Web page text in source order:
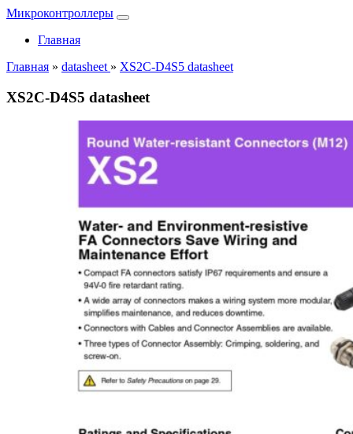
Микроконтроллеры
Главная
Главная » datasheet » XS2C-D4S5 datasheet
XS2C-D4S5 datasheet